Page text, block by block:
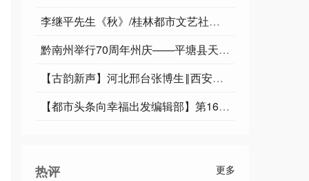
李继平先生《秋》/桂林都市文艺社第27期.广西毛体书法艺术研究会桂林办事处（主办）//北京头条. 都市头条
黔南州举行70周年州庆——平塘县天文小镇已来很多游人
【古韵新声】河北邢台张博生‖西安碑林
【都市头条向幸福出发编辑部】第16535期 矮纸斜行闲作草 文 如月 主播 浩素
热评 更多